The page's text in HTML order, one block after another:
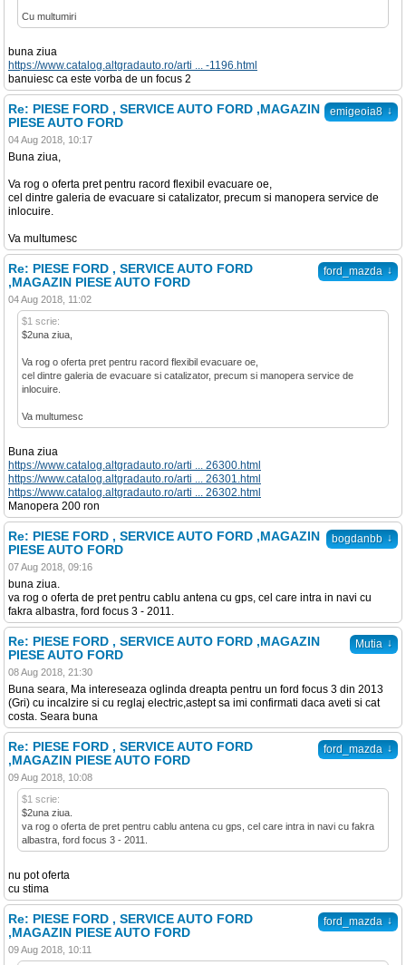
Cu multumiri
buna ziua
https://www.catalog.altgradauto.ro/arti ... -1196.html
banuiesc ca este vorba de un focus 2
emigeoia8 ↓
Re: PIESE FORD , SERVICE AUTO FORD ,MAGAZIN
PIESE AUTO FORD
04 Aug 2018, 10:17
Buna ziua,
Va rog o oferta pret pentru racord flexibil evacuare oe,
cel dintre galeria de evacuare si catalizator, precum si manopera service de
inlocuire.
Va multumesc
ford_mazda ↓
Re: PIESE FORD , SERVICE AUTO FORD
,MAGAZIN PIESE AUTO FORD
04 Aug 2018, 11:02
$1 scrie:
$2una ziua,
Va rog o oferta pret pentru racord flexibil evacuare oe,
cel dintre galeria de evacuare si catalizator, precum si manopera service de
inlocuire.
Va multumesc
Buna ziua
https://www.catalog.altgradauto.ro/arti ... 26300.html
https://www.catalog.altgradauto.ro/arti ... 26301.html
https://www.catalog.altgradauto.ro/arti ... 26302.html
Manopera 200 ron
bogdanbb ↓
Re: PIESE FORD , SERVICE AUTO FORD ,MAGAZIN
PIESE AUTO FORD
07 Aug 2018, 09:16
buna ziua.
va rog o oferta de pret pentru cablu antena cu gps, cel care intra in navi cu
fakra albastra, ford focus 3 - 2011.
Mutia ↓
Re: PIESE FORD , SERVICE AUTO FORD ,MAGAZIN
PIESE AUTO FORD
08 Aug 2018, 21:30
Buna seara, Ma intereseaza oglinda dreapta pentru un ford focus 3 din 2013
(Gri) cu incalzire si cu reglaj electric,astept sa imi confirmati daca aveti si cat
costa. Seara buna
ford_mazda ↓
Re: PIESE FORD , SERVICE AUTO FORD
,MAGAZIN PIESE AUTO FORD
09 Aug 2018, 10:08
$1 scrie:
$2una ziua.
va rog o oferta de pret pentru cablu antena cu gps, cel care intra in navi cu fakra
albastra, ford focus 3 - 2011.
nu pot oferta
cu stima
ford_mazda ↓
Re: PIESE FORD , SERVICE AUTO FORD
,MAGAZIN PIESE AUTO FORD
09 Aug 2018, 10:11